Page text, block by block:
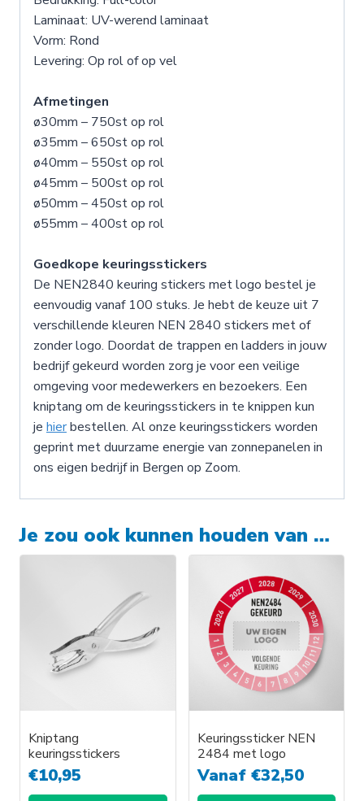
Laminaat: UV-werend laminaat
Vorm: Rond
Levering: Op rol of op vel
Afmetingen
ø30mm – 750st op rol
ø35mm – 650st op rol
ø40mm – 550st op rol
ø45mm – 500st op rol
ø50mm – 450st op rol
ø55mm – 400st op rol
Goedkope keuringsstickers
De NEN2840 keuring stickers met logo bestel je
eenvoudig vanaf 100 stuks. Je hebt de keuze uit 7
verschillende kleuren NEN 2840 stickers met of
zonder logo. Doordat de trappen en ladders in jouw
bedrijf gekeurd worden zorg je voor een veilige
omgeving voor medewerkers en bezoekers. Een
kniptang om de keuringsstickers in te knippen kun
je hierbestellen. Al onze keuringsstickers worden
geprint met duurzame energie van zonnepanelen in
ons eigen bedrijf in Bergen op Zoom.
Je zou ook kunnen houden van …
Kniptang
keuringsstickers
€10,95
Keuringssticker NEN
2484 met logo
Vanaf €32,50